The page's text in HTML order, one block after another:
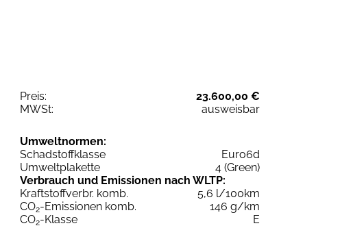
Preis:
23.600,00 €
MWSt:
ausweisbar
Umweltnormen:
Schadstoffklasse
Euro6d
Umweltplakette
4 (Green)
Verbrauch und Emissionen nach WLTP:
Kraftstoffverbr. komb.
5,6 l/100km
CO2-Emissionen komb.
146 g/km
CO2-Klasse
E